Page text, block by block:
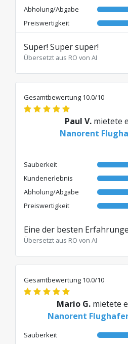
Abholung/Abgabe
Preiswertigkeit
Super! Super super!
Übersetzt aus RO von AI
Gesamtbewertung 10.0/10
Paul V. mietete
Nanorent
Sauberkeit
Kundenerlebnis
Abholung/Abgabe
Preiswertigkeit
Eine der besten
Übersetzt aus RO von AI
Gesamtbewertung 10.0/10
Mario G. mietete
Nanorent
Sauberkeit